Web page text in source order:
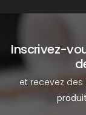
Inscrivez-
et recevez